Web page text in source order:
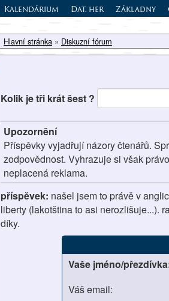
Kalendárium Dat. her Základny
Hlavní stránka » Diskuzní fórum
Kolik je tři krát šest ?
Upozornění
Příspěvky vyjadřují názory čtenářů.
zodpovědnost. Vyhrazuje si však
neplacená reklama.
příspěvek: našel jsem to právě v
liberty (lakotština to asi nerozlišuje...).
díky.
Vaše jméno/
Váš email: